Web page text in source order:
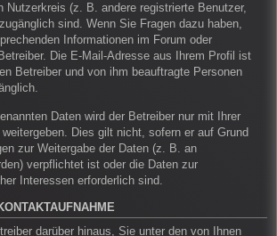
Nutzerkreis (z. B. andere registrierte Benutzer,
sind. Wenn Sie Fragen dazu haben,
Informationen im Forum oder
Die E-Mail-Adresse aus Ihrem Profil ist
Betreiber und von ihm beauftragte Personen
Daten wird der Betreiber nur mit Ihrer
Dies gilt nicht, sofern er auf Grund
zur Weitergabe der Daten (z. B. an
verpflichtet ist oder die Daten zur
Interessen erforderlich sind.
darüber hinaus, Sie unter den von Ihnen